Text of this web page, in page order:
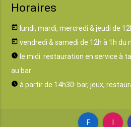
Horaires
today lundi, mardi, mercredi & jeudi de
today vendredi & samedi de 12h à 1h du
watch_later le midi: restauration en service à
au bar
watch_later à partir de 14h30: bar, jeux,
F I